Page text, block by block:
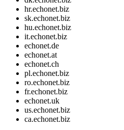
hr.echonet.biz
sk.echonet.biz
hu.echonet.biz
it.echonet.biz
echonet.de
echonet.at
echonet.ch
pl.echonet.biz
ro.echonet.biz
fr.echonet.biz
echonet.uk
us.echonet.biz
ca.echonet.biz